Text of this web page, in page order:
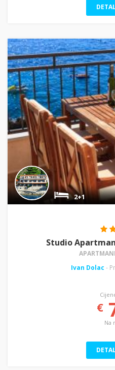
2+1
Studio
Ivan Dolac -
€
Na